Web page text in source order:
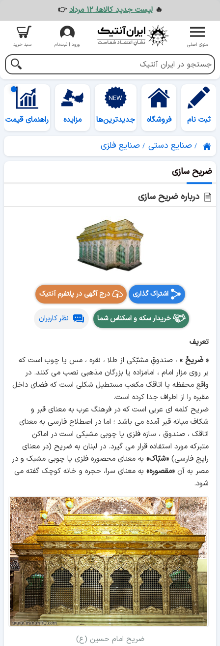
🔥لیست جدید کالاها: ۱۲ مرداد 👉
منوی اصلی ورود | ثبت‌نام سبد خرید
ثبت نام فروشگاه جدیدترین‌ها مزایده راهنمای قیمت
صنایع دستی صنایع فلزی
ضریح سازی
درباره ضریح سازی
اشتراک گذاری درج آگهی در پلتفرم آنتیک
خریدار سکه و اسکناس شما نظر کاربران
تعریف
« ضَریحْ » ، صندوقِ مشبّکی از طلا ، نقره ، مس یا چوب است که
بر روی مزار امام ، امامزاده یا بزرگان مذهبی نصب می کنند. در
واقع محفظه یا اتاقک مکعب مستطیل شکلی است که فضای داخل
مقبره را از اطراف جدا کرده است.
ضریح کلمه ای عربی است که در فرهنگ عرب به معنای قبر و
شکاف میانه قبر آمده می باشد ؛ اما در اصطلاح فارسی به معنای
اتاقک ، صندوق ، سازه فلزی یا چوبی مشبکی است در اماکن
متبرکه مورد استفاده قرار می گیرد. در لبنان به ضریح (در معنای
رایج فارسی) «شبّاک» به معنای محصوره فلزی یا چوبی مشبک و در
مصر به آن «مقصوره» به معنای سرا، حجره و خانه کوچک گفته می
شود.
ضریح امام حسین (ع)